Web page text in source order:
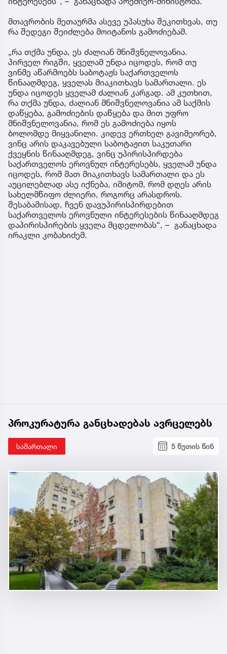
მთავრობის მეთაურმა ასევე უპასუხა შეკითხვას, თუ
რა შედეგი შეიძლება მოიტანოს გამოძიებამ.
„რა თქმა უნდა, ეს ძალიან მნიშვნელოვანია.
პირველ რიგში, ყველამ უნდა იცოდეს, რომ თუ
ვინმე აწარმოებს საბოტაჟს საქართველოს
წინააღმდეგ, ყველას მიაკითხავს სამართალი. ეს
უნდა იცოდეს ყველამ ძალიან კარგად. ამ კუთხით,
რა თქმა უნდა, ძალიან მნიშვნელოვანია ამ საქმის
დაწყება, გამოძიების დაწყება და მით უფრო
მნიშვნელოვანია, რომ ეს გამოძიება იყოს
ბოლომდე მიყვანილი. კიდევ ერთხელ გავიმეორებ,
ვინც არის დაკავებული საბოტაჟით საკუთარი
ქვეყნის წინააღმდეგ, ვინც უპირისპირდება
საქართველოს ეროვნულ ინტერესებს, ყველამ უნდა
იცოდეს, რომ მათ მიაკითხავს სამართალი და ეს
აუცილებლად ასე იქნება, იმიტომ, რომ დღეს არის
სახელმწიფო ძლიერი, როგორც არასდროს.
შესაბამისად, ჩვენ დავუპირისპირდებით
საქართველოს ეროვნული ინტერესების წინააღმდეგ
დაპირისპირების ყველა მცდელობას“, – განაცხადა
ირაკლი კობახიძემ.
პროკურატურა განცხადებას ავრცელებს
სამართალი 5 წუთის წინ